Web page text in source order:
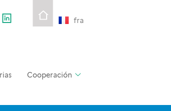
fra
Cooperación